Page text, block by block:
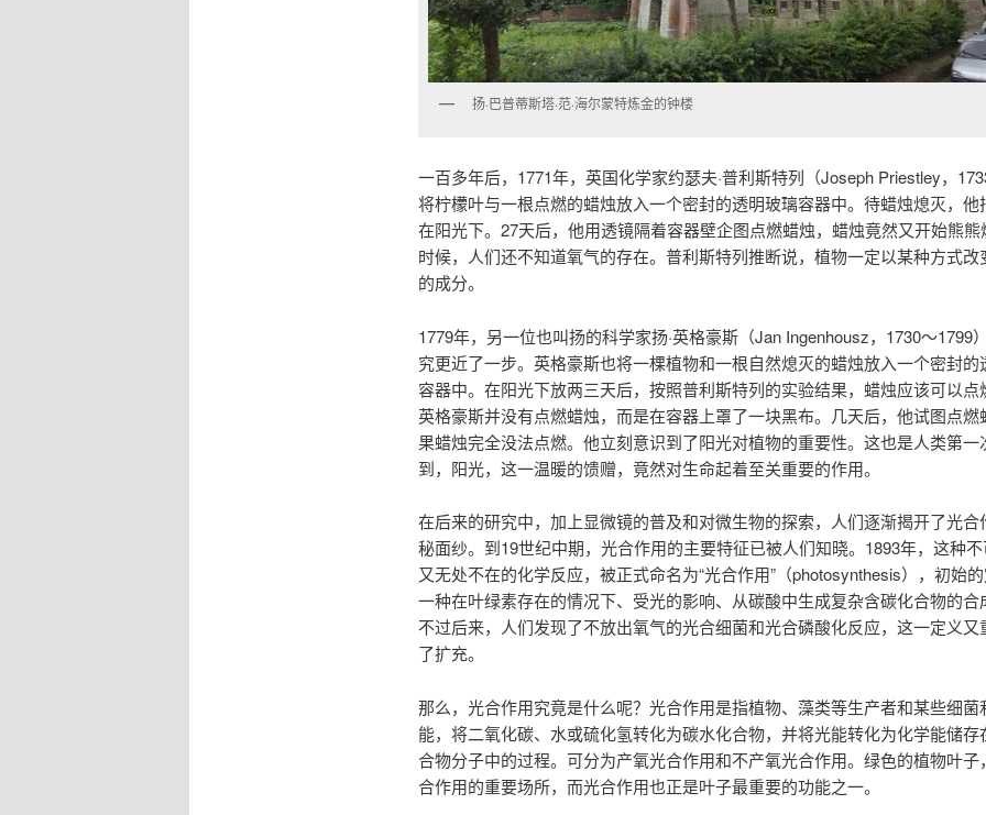
扬·巴普蒂斯塔·范·海尔蒙特炼金的钟楼
一百多年后，1771年，英国化学家约瑟夫·普利斯特列（Joseph Priestley，
将柠檬叶与一根点燃的蜡烛放入一个密封的透明玻璃容器中。待蜡烛熄灭，他
在阳光下。27天后，他用透镜隔着容器壁企图点燃蜡烛，蜡烛竟然又开始熊熊
时候，人们还不知道氧气的存在。普利斯特列推断说，植物一定以某种方式改
的成分。
1779年，另一位也叫扬的科学家扬·英格豪斯（Jan Ingenhousz，1730～1799
究更近了一步。英格豪斯也将一棵植物和一根自然熄灭的蜡烛放入一个密封的
容器中。在阳光下放两三天后，按照普利斯特列的实验结果，蜡烛应该可以点
英格豪斯并没有点燃蜡烛，而是在容器上罩了一块黑布。几天后，他试图点燃
果蜡烛完全没法点燃。他立刻意识到了阳光对植物的重要性。这也是人类第一
到，阳光，这一温暖的馈赠，竟然对生命起着至关重要的作用。
在后来的研究中，加上显微镜的普及和对微生物的探索，人们逐渐揭开了光合
秘面纱。到19世纪中期，光合作用的主要特征已被人们知晓。1893年，这种
又无处不在的化学反应，被正式命名为“光合作用”（photosynthesis），初始
一种在叶绿素存在的情况下、受光的影响、从碳酸中生成复杂含碳化合物的合
不过后来，人们发现了不放出氧气的光合细菌和光合磷酸化反应，这一定义又
了扩充。
那么，光合作用究竟是什么呢？光合作用是指植物、藻类等生产者和某些细菌
能，将二氧化碳、水或硫化氢转化为碳水化合物，并将光能转化为化学能储存
合物分子中的过程。可分为产氧光合作用和不产氧光合作用。绿色的植物叶子
合作用的重要场所，而光合作用也正是叶子最重要的功能之一。